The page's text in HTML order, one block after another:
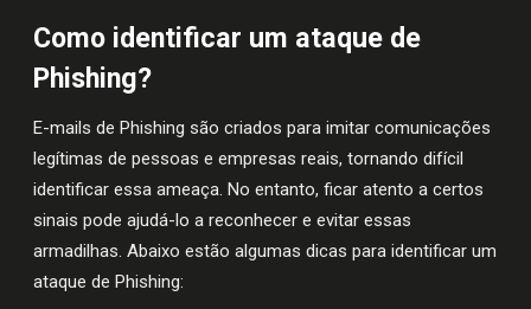
Como identificar um ataque de
Phishing?
E-mails de Phishing são criados para imitar comunicações
legítimas de pessoas e empresas reais, tornando difícil
identificar essa ameaça. No entanto, ficar atento a certos
sinais pode ajudá-lo a reconhecer e evitar essas
armadilhas. Abaixo estão algumas dicas para identificar um
ataque de Phishing: